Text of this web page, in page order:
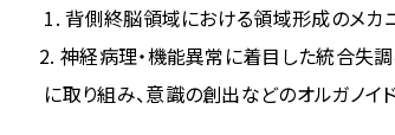
1. 背側終脳領域における領域形成のメカ
2. 神経病理・機能異常に着目した統合失
に取り組み、意識の創出などのオルガノイ